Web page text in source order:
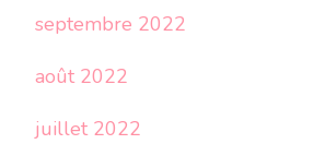
septembre 2022
août 2022
juillet 2022